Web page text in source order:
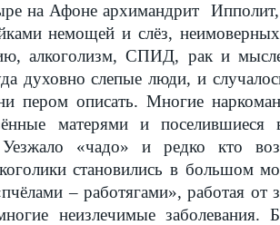
на Афоне архимандрит
немощей и слёз,
алкоголизм, СПИД, рак и
духовно слепые люди, и
ни пером описать. Многие
матерями и
Уезжало «чадо» и редко кто
становились в большом
– работягами», работая от
неизлечимые заболевания.